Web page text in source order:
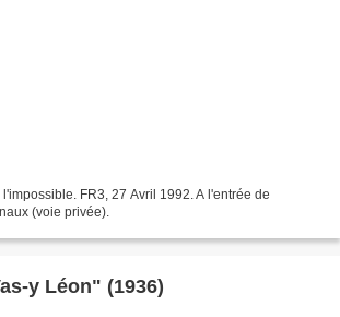
FR3, 27 Avril 1992. A l'entrée de
(voie privée).
y Léon" (1936)